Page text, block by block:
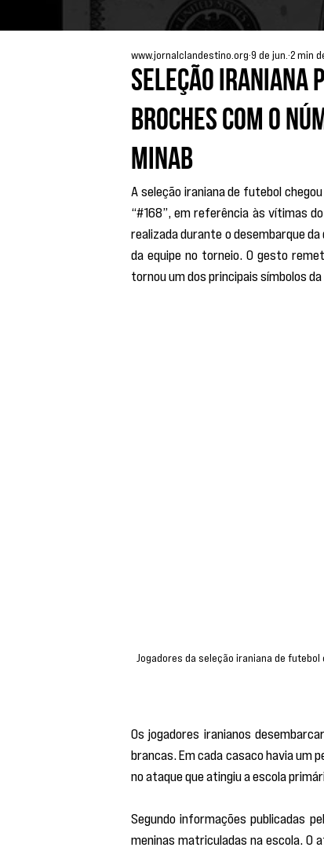
Seleção iraniana
broches com o
Minab
www.jornalclandestino.org9 de jun.2 min
A seleção iraniana de futebol
“#168”, em referência às vítimas
realizada durante o desembarque
da equipe no torneio. O gesto
tornou um dos principais símbolos
Jogadores da seleção iraniana de
Os jogadores iranianos
brancas. Em cada casaco havia um
no ataque que atingiu a escola
Segundo informações publicadas
meninas matriculadas na escola.